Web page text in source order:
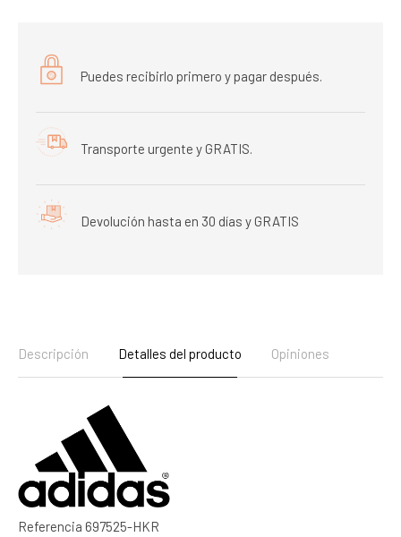
Puedes recibirlo primero y pagar después.
Transporte urgente y GRATIS.
Devolución hasta en 30 días y GRATIS
Descripción Detalles del producto Opiniones
Referencia 697525-HKR